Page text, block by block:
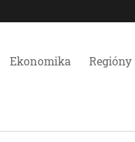
Ekonomika Regióny